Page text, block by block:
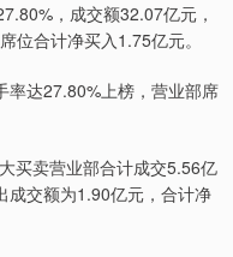
，成交额32.07亿元，
位合计净买入1.75亿元。
率达27.80%上榜，营业部席
买卖营业部合计成交5.56亿
成交额为1.90亿元，合计净